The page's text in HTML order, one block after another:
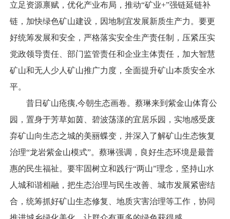
立足资源禀赋，优化产业布局，推动“矿业+”强链延链补
链，加快绿色矿山建设，因地制宜发展新质生产力。要更
好统筹发展和安全，严格落实安全生产责任制，压紧压实
党政领导责任、部门监管责任和企业主体责任，加大智慧
矿山和无人少人矿山推广力度，全面提升矿山本质安全水
平。
昔日矿山疮痍,今朝生态画卷。蔡琳来到紫金山体育公
园，置身于芳草如茵、碧波荡漾的宜居乐园，实地感受废
弃矿山向生态之城的美丽蝶变，并深入了解矿山生态恢复
治理“龙岩紫金山模式”。蔡琳强调，良好生态环境是最普
惠的民生福祉。要牢固树立和践行“两山”理念，坚持山水
人城和谐相融，把生态治理与民生改善、城市发展紧密结
合，统筹抓好矿山生态修复、地质灾害治理等工作，协同